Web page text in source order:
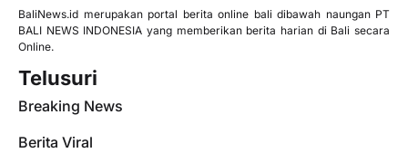
BaliNews.id merupakan portal berita online bali dibawah naungan PT
BALI NEWS INDONESIA yang memberikan berita harian di Bali secara
Online.
Telusuri
Breaking News
Berita Viral